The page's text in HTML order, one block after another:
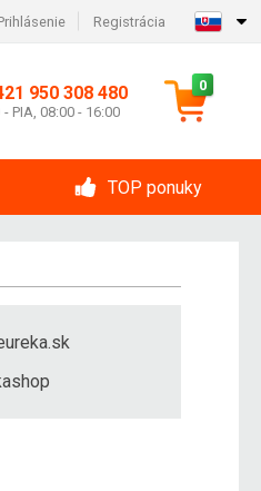
Registrácia
950 308 480
- PIA, 08:00 - 16:00
0
TOP ponuky